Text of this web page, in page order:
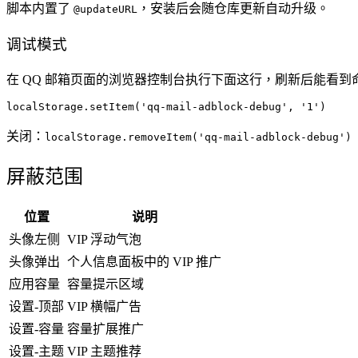
脚本内置了 @updateURL ，安装后会随仓库更新自动升级。
调试模式
在 QQ 邮箱页面的浏览器控制台执行下面这行，刷新后能看到
关闭： localStorage.removeItem('qq-mail-adblock-debug')
屏蔽范围
位置
说明
头像左侧
VIP 浮动气泡
头像弹出 个人信息面板中的 VIP 推广
应用容量 容量提示区域
设置-顶部 VIP 横幅广告
设置-容量 容量扩展推广
设置-主题 VIP 主题推荐